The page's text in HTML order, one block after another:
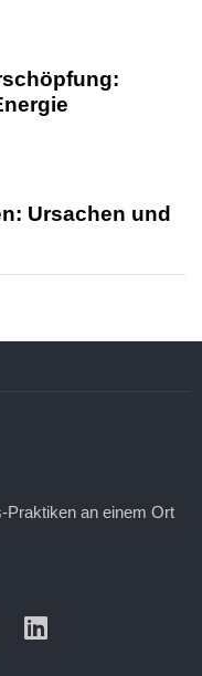
Ursachen und
Praktiken an einem Ort